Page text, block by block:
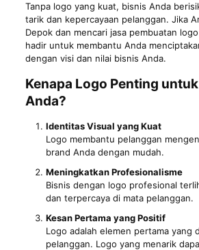
Tanpa logo yang kuat, bisnis Anda
tarik dan kepercayaan pelanggan. Jika
Depok dan mencari jasa pembuatan
hadir untuk membantu Anda
dengan visi dan nilai bisnis Anda.
Kenapa Logo Penting
Anda?
Identitas Visual yang Kuat
Logo membantu pelanggan
brand Anda dengan mudah.
Meningkatkan Profesionalisme
Bisnis dengan logo profesional
dan terpercaya di mata pelanggan.
Kesan Pertama yang Positif
Logo adalah elemen pertama yang
pelanggan. Logo yang menarik